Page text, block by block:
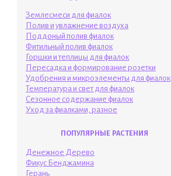
Землесмеси для фиалок
Полив и увлажнение воздуха
Поддоный полив фиалок
Фитильный полив фиалок
Горшки и теплицы для фиалок
Пересадка и формирование розетки
Удобрения и микроэлементы для фиалок
Температура и свет для фиалок
Сезонное содержание фиалок
Уход за фиалками, разное
ПОПУЛЯРНЫЕ РАСТЕНИЯ
Денежное Дерево
Фикус Бенджамина
Герань